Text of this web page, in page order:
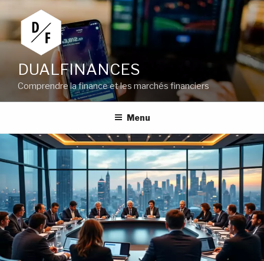
au
contenu
principal
DUALFINANCES
Comprendre la finance et les marchés financiers
Menu